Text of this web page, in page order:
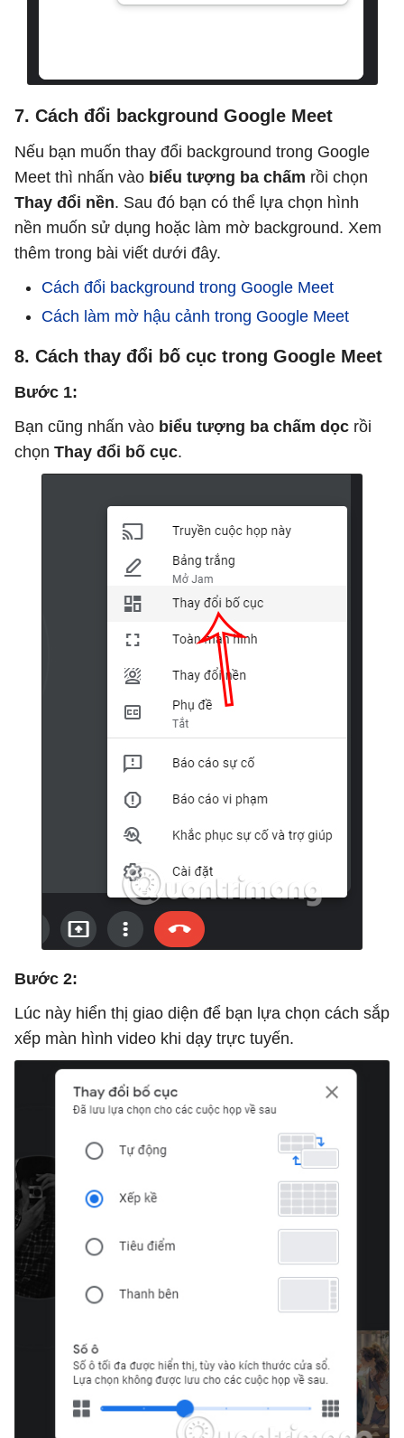
7. Cách đổi background Google Meet
Nếu bạn muốn thay đổi background trong Google
Meet thì nhấn vào biểu tượng ba chấm rồi chọn
Thay đổi nền. Sau đó bạn có thể lựa chọn hình
nền muốn sử dụng hoặc làm mờ background. Xem
thêm trong bài viết dưới đây.
Cách đổi background trong Google Meet
Cách làm mờ hậu cảnh trong Google Meet
8. Cách thay đổi bố cục trong Google Meet
Bước 1:
Bạn cũng nhấn vào biểu tượng ba chấm dọc rồi
chọn Thay đổi bố cục.
Bước 2:
Lúc này hiển thị giao diện để bạn lựa chọn cách sắp
xếp màn hình video khi dạy trực tuyến.